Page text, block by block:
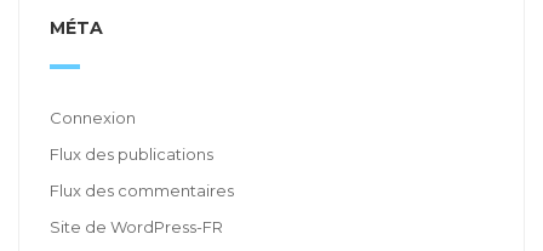
MÉTA
Connexion
Flux des publications
Flux des commentaires
Site de WordPress-FR